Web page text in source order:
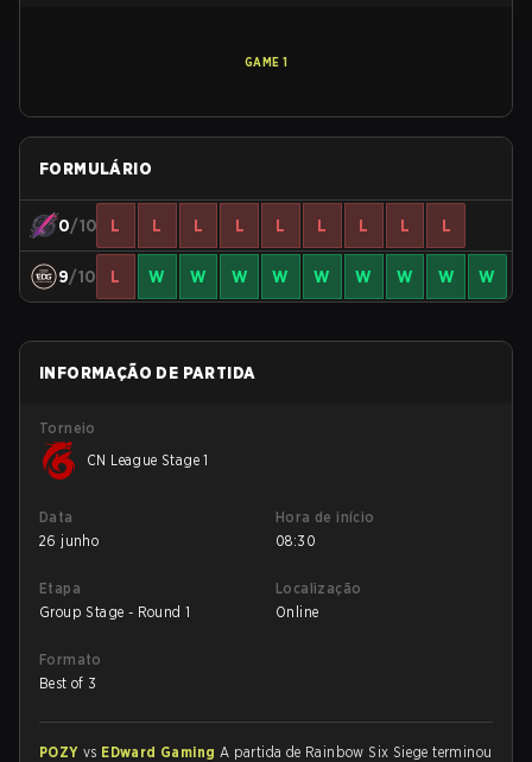
GAME 1
FORMULÁRIO
0/10 L L L L L L L L L
9/10 L W W W W W W W W W
INFORMAÇÃO DE PARTIDA
Torneio
CN League Stage 1
Data
26 junho
Hora de início
08:30
Etapa
Group Stage - Round 1
Localização
Online
Formato
Best of 3
POZY vs EDward Gaming A partida de Rainbow Six Siege terminou